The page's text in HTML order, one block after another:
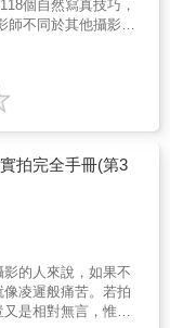
，如同厚厚一層巨
湖面撲過來。我不
觀的自然奇觀。在
蓋地的雲層之下的
麗，充滿神聖又富
。終於在我跑虛脫
我立即縱身跳上
識地拿起相機，對
按快門。
光線」等瞬間凝結
日攝影
影＆後製篇】，共
木等情境表現， 連
，都有完整詳細的
拍完全手冊(第3
的人來說，如果不
凌遲般痛苦。若拍
是相對無言，惟有